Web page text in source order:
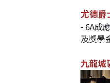
尤德爵
- 6A成
及獎學
九龍城